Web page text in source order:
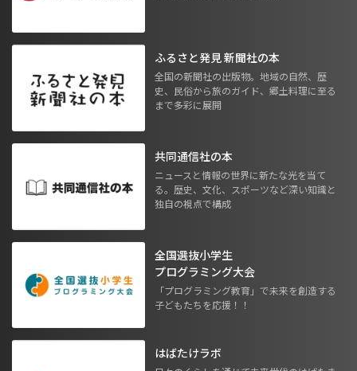
ふるさと発見 新聞社の本
全国の新聞社の出版物。地域の自然、歴
史、民俗から旅のガイド、郷土料理に至る
まで多彩に展開
共同通信社の本
ニュースと情報の世界に新たな光を当て
る。歴史、文化、スポーツなど深い知識と
独自の視点で構成
全国選抜小学生
プログラミング大会
「プログラミング教育」で未来を創造する
子どもたちを応援！！
はばたけラボ